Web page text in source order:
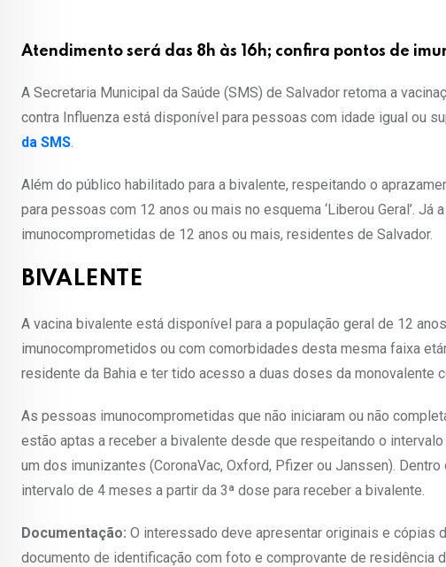
Atendimento será das 8h às 16h; confira pontos de
A Secretaria Municipal da Saúde (SMS) de Salvador retoma a
contra Influenza está disponível para pessoas com idade igual ou
da SMS.
Além do público habilitado para a bivalente, respeitando o
para pessoas com 12 anos ou mais no esquema ‘Liberou Geral’.
imunocomprometidas de 12 anos ou mais, residentes de Salvador.
BIVALENTE
A vacina bivalente está disponível para a população geral de 12
imunocomprometidos ou com comorbidades desta mesma faixa
residente da Bahia e ter tido acesso a duas doses da monovalente
As pessoas imunocomprometidas que não iniciaram ou não
estão aptas a receber a bivalente desde que respeitando o
um dos imunizantes (CoronaVac, Oxford, Pfizer ou Janssen).
intervalo de 4 meses a partir da 3ª dose para receber a bivalente.
Documentação: O interessado deve apresentar originais e cópias
documento de identificação com foto e comprovante de residência